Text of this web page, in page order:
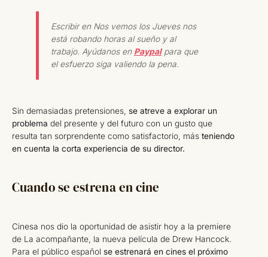
Escribir en Nos vemos los Jueves nos
está robando horas al sueño y al
trabajo. Ayúdanos en Paypalpara que
el esfuerzo siga valiendo la pena.
Sin demasiadas pretensiones, se atreve a explorar un
problema del presente y del futuro con un gusto que
resulta tan sorprendente como satisfactorio, más teniendo
en cuenta la corta experiencia de su director.
Cuando se estrena en cine
Cinesa nos dio la oportunidad de asistir hoy a la premiere
de La acompañante, la nueva película de Drew Hancock.
Para el público español se estrenará en cines el próximo